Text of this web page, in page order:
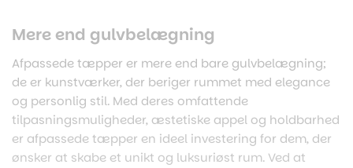
Mere end gulvbelægning
Afpassede tæpper er mere end bare gulvbelægning;
de er kunstværker, der beriger rummet med elegance
og personlig stil. Med deres omfattende
tilpasningsmuligheder, æstetiske appel og holdbarhed
er afpassede tæpper en ideel investering for dem, der
ønsker at skabe et unikt og luksuriøst rum. Ved at